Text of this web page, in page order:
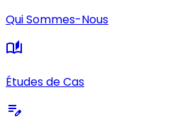
Qui Sommes-Nous
auto_stories
Études de Cas
edit_note